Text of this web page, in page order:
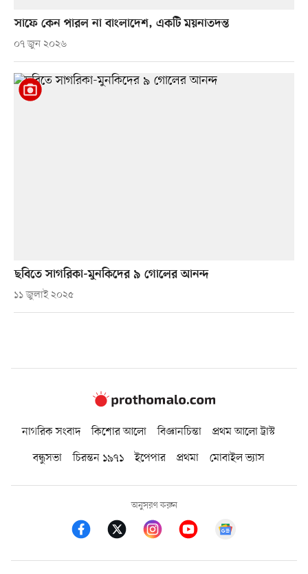
সাফে কেন পারল না বাংলাদেশ, একটি ময়নাতদন্ত
০৭ জুন ২০২৬
ছবিতে সাগরিকা-মুনকিদের ৯ গোলের আনন্দ
১১ জুলাই ২০২৫
নাগরিক সংবাদ কিশোর আলো বিজ্ঞানচিন্তা
প্রথম আলো ট্রাস্ট
বন্ধুসভা
চিরন্তন ১৯৭১ ইপেপার প্রথমা মোবাইল ভ্যাস
অনুসরণ করুন